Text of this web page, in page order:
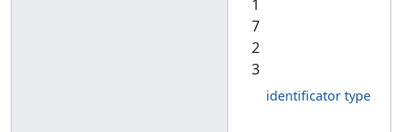
1
7
2
3
identificator type